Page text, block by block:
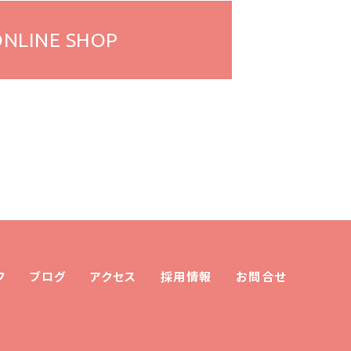
SHOP
ブログ アクセス 採用情報 お問合せ